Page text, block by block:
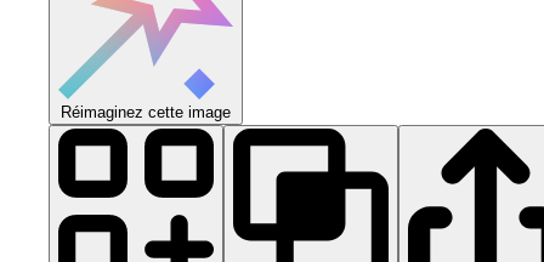
Réimaginez cette image